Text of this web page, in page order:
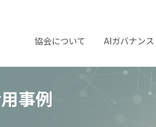
協会について AIガバナンス
事例